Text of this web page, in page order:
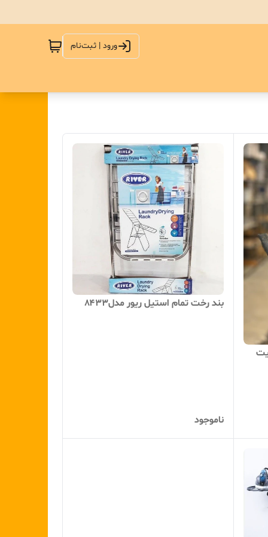
ورود | ثبت‌نام
بند رخت تمام استیل ریور مدل۸۴۳۳
ناموجود